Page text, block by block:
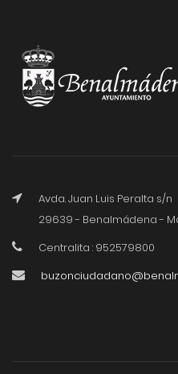
Avda. Juan Luis Peralta s/n
29639 - Benalmádena -
Centralita : 952579800